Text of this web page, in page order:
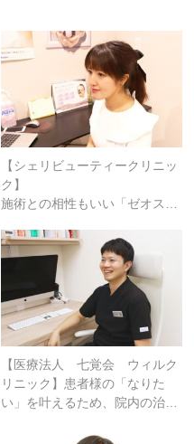
【シェリビューティークリニッ
ク】
施術との相性もいい「ゼオス…
【医療法人 七覚会 ウィルク
リニック】患者様の「なりた
い」を叶えるため、院内の治…